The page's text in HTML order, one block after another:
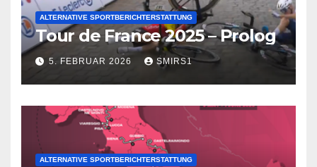
ALTERNATIVE SPORTBERICHTERSTATTUNG
Tour de France 2025 – Prolog
5. FEBRUAR 2026 SMIRS1
ALTERNATIVE SPORTBERICHTERSTATTUNG